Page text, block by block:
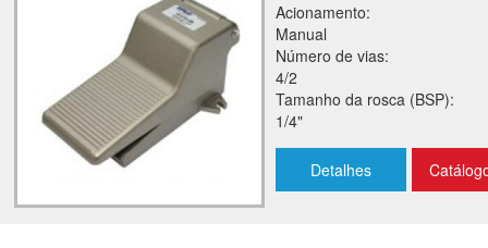
Acionamento:
Manual
Número de vias:
4/2
Tamanho da rosca (BSP):
1/4"
Detalhes